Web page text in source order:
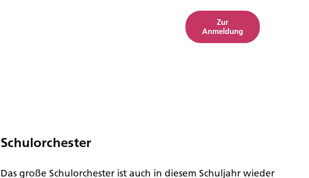
Zur
Anmeldung
Schulorchester
Das große Schulorchester ist auch in diesem Schuljahr wieder